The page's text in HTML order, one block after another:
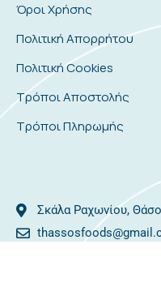
Όροι Χρήσης
Πολιτική Απορρήτου
Πολιτική Cookies
Τρόποι Αποστολής
Τρόποι Πληρωμής
Σκάλα Ραχωνίου,